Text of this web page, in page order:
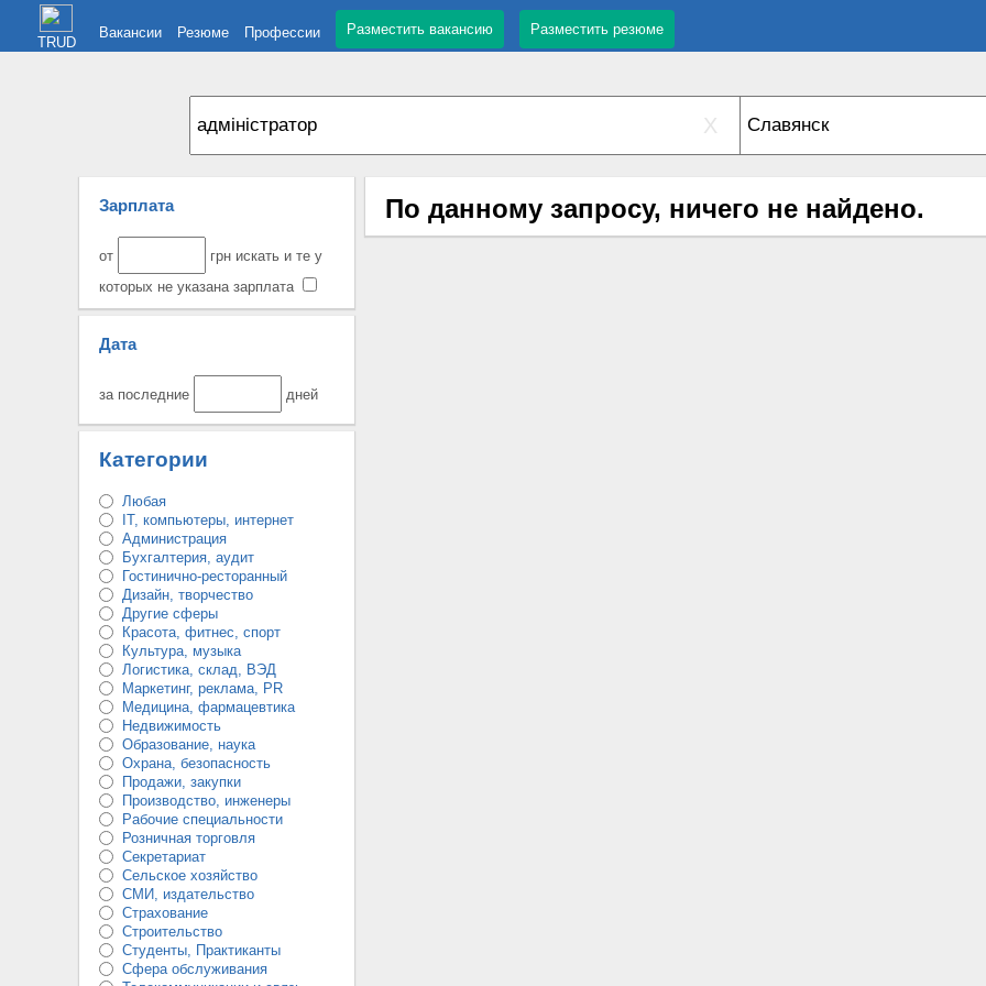
TRUD
Вакансии Резюме Профессии Разместить вакансию Разместить резюме
X
Зарплата
от
грн искать и те у
которых не указана зарплата
Дата
за последние дней
Категории
Любая
IT, компьютеры, интернет
Администрация
Бухгалтерия, аудит
Гостинично-ресторанный
Дизайн, творчество
Другие сферы
Красота, фитнес, спорт
Культура, музыка
Логистика, склад, ВЭД
Маркетинг, реклама, PR
Медицина, фармацевтика
Недвижимость
Образование, наука
Охрана, безопасность
Продажи, закупки
Производство, инженеры
Рабочие специальности
Розничная торговля
Секретариат
Сельское хозяйство
СМИ, издательство
Страхование
Строительство
Студенты, Практиканты
Сфера обслуживания
По данному запросу, ничего не найдено.